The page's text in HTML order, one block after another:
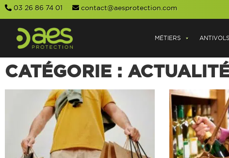
03 26 86 74 01 contact@aesprotection.com
MÉTIERS
CATÉGORIE :